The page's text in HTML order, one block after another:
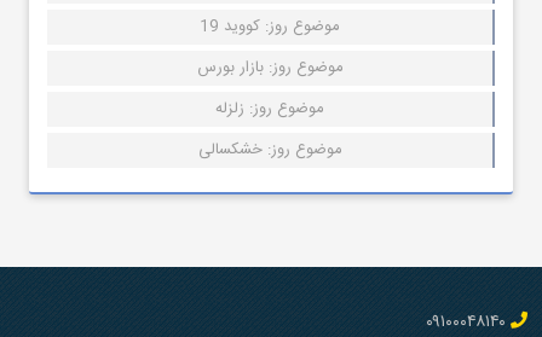
موضوع روز: کووید 19
موضوع روز: بازار بورس
موضوع روز: زلزله
موضوع روز: خشکسالی